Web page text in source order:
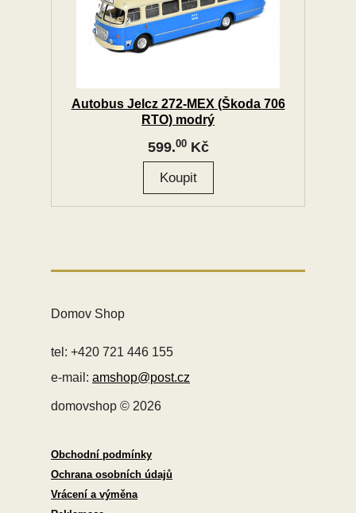
Autobus Jelcz 272-MEX (Škoda 706
RTO) modrý
599.00Kč
Domov Shop
tel: +420 721 446 155
e-mail: amshop@post.cz
domovshop © 2026
Obchodní podmínky
Ochrana osobních údajů
Vrácení a výměna